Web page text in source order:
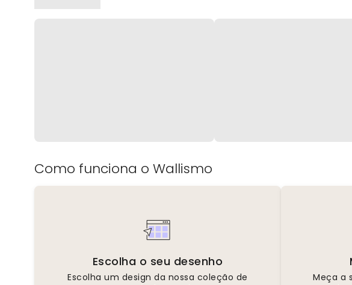
Como funciona o Wallismo
Escolha o seu desenho
Escolha um design da nossa coleção de
Meça a